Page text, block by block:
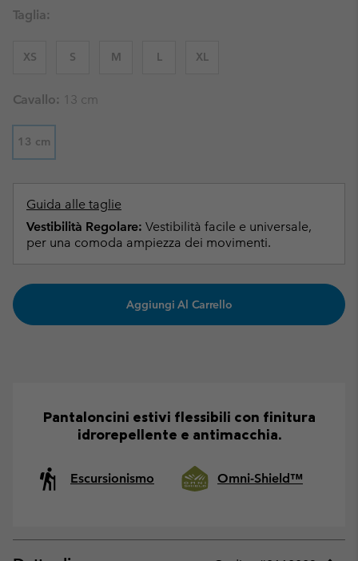
Taglia:
XS S M L XL
Cavallo: 13 cm
13 cm
Guida alle taglie
Vestibilità Regolare: Vestibilità facile e universale,
per una comoda ampiezza dei movimenti.
Aggiungi Al Carrello
Pantaloncini estivi flessibili con finitura
idrorepellente e antimacchia.
Escursionismo Omni-Shield™